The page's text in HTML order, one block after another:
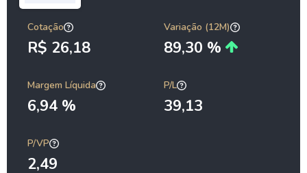
Cotação
R$ 26,18
Variação (12M)
89,30 %
Margem Líquida
6,94 %
P/L
39,13
P/VP
2,49